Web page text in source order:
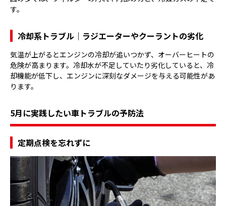
す。
冷却系トラブル｜ラジエーターやクーラントの劣化
気温が上がるとエンジンの冷却が追いつかず、オーバーヒートの
危険が高まります。冷却水が不足していたり劣化していると、冷
却機能が低下し、エンジンに深刻なダメージを与える可能性があ
ります。
5月に実践したい車トラブルの予防法
定期点検を忘れずに